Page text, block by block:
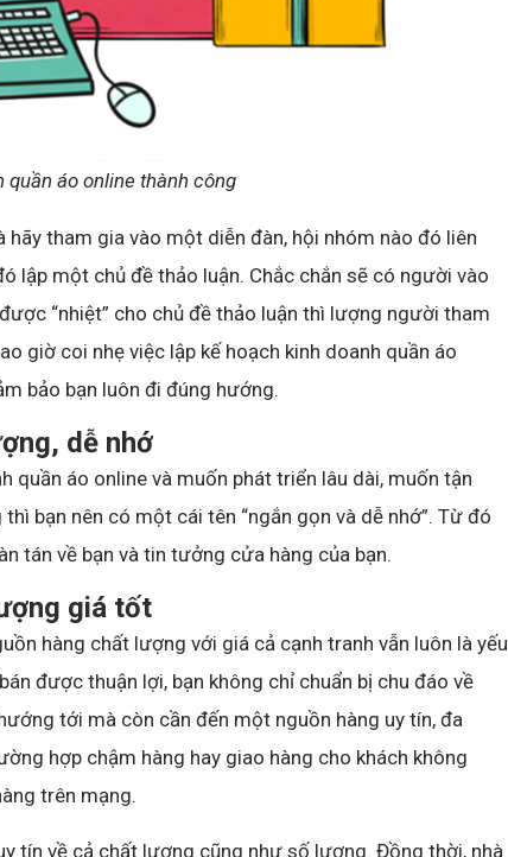
quần áo online thành công
hãy tham gia vào một diễn đàn, hội nhóm nào đó liên
lập một chủ đề thảo luận. Chắc chắn sẽ có người vào
“nhiệt” cho chủ đề thảo luận thì lượng người tham
giờ coi nhẹ việc lập kế hoạch kinh doanh quần áo
bảo bạn luôn đi đúng hướng.
dễ nhớ
quần áo online và muốn phát triển lâu dài, muốn tận
bạn nên có một cái tên “ngắn gọn và dễ nhớ”. Từ đó
tán về bạn và tin tưởng cửa hàng của bạn.
giá tốt
hàng chất lượng với giá cả cạnh tranh vẫn luôn là yếu
được thuận lợi, bạn không chỉ chuẩn bị chu đáo về
tới mà còn cần đến một nguồn hàng uy tín, đa
hợp chậm hàng hay giao hàng cho khách không
trên mạng.
tín về cả chất lượng cũng như số lượng. Đồng thời, nhà